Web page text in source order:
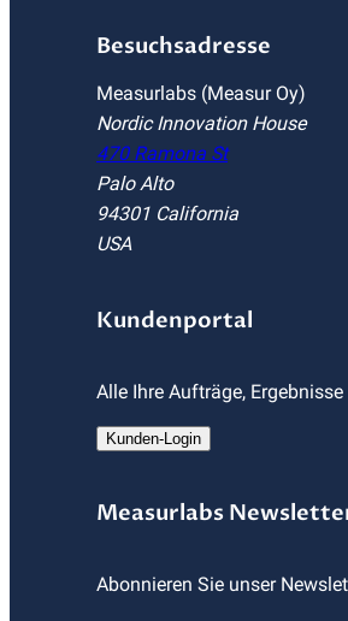
Besuchsadresse
Measurlabs (Measur Oy)
Nordic Innovation House
470 Ramona St
Palo Alto
94301 California
USA
Kundenportal
Alle Ihre Aufträge,
Kunden-Login
Measurlabs
Abonnieren Sie unser